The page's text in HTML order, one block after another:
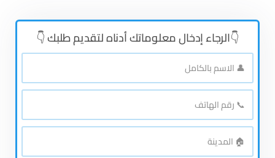
👇الرجاء إدخال معلوماتك أدناه لتقديم طلبك 👇
👤
الاسم
بالكامل*
📞
رقم
الهاتف*
🏠
المدينة*